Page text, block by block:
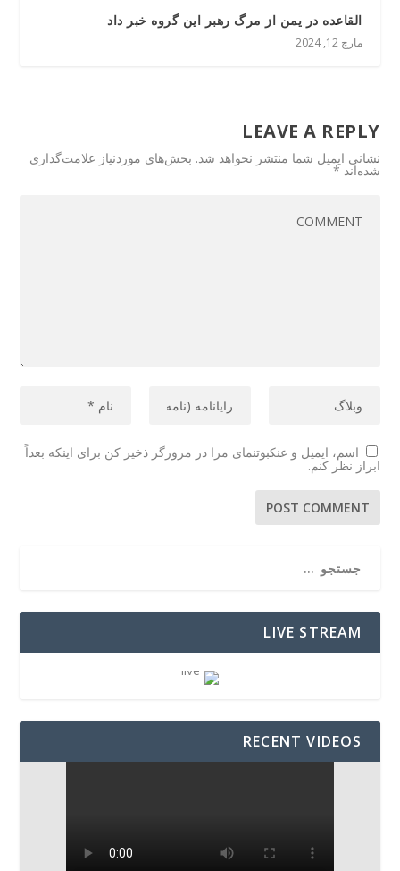
القاعده در یمن از مرگ رهبر این گروه خبر داد
مارچ 12, 2024
LEAVE A REPLY
نشانی ایمیل شما منتشر نخواهد شد. بخش‌های موردنیاز علامت‌گذاری
شده‌اند*
اسم، ایمیل و عنکبوتنمای مرا در مرورگر ذخیر کن برای اینکه بعداً
ابراز نظر کنم.
LIVE STREAM
RECENT VIDEOS